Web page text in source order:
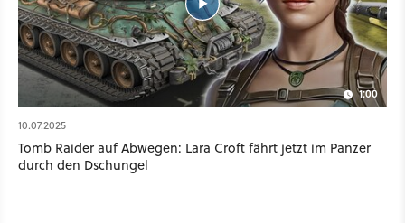
1:00
10.07.2025
Tomb Raider auf Abwegen: Lara Croft fährt jetzt im Panzer
durch den Dschungel